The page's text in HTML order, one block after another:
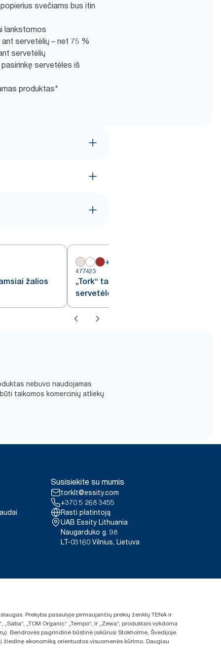
svečiams bus itin
lankstomos
servetėlių – net 75 %
servetėlių
servetėles iš
produktas*
žalios
+
477423
„Tork“ tamsiai žalios pietų
servetėlės, 1/8 lankstymo
nebuvo naudojamas
taikomos komercinių atliekų
Susisiekite su mumis
torklt@essity.com
+370 5 268 3455
Rasti platintoją
UAB Essity Lithuania
Naugarduko g. 98
LT-03160 Vilnius, Lietuva
Prekyba pasaulyje pirmaujančių prekių ženklų TENA ir
„TOM Organic“ „Tempo“, ir „Zewa“, produktais vykdoma
Bendrovės pagrindinė būstinė įsikūrusi Stokholme, Švedijoje.
žiedinę ekonomiką orientuotos visuomenės kūrimo. Daugiau